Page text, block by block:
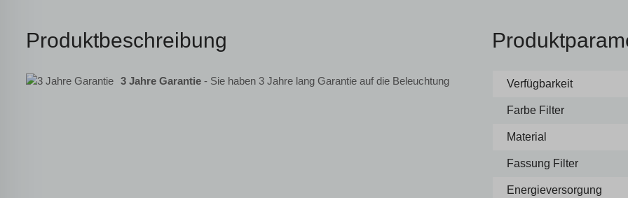
Produktbeschreibung
3 Jahre Garantie - Sie haben 3 Jahre lang Garantie auf die Beleuchtung Verfügbarkeit
Farbe Filter
Material
Fassung Filter
Energieversorgung